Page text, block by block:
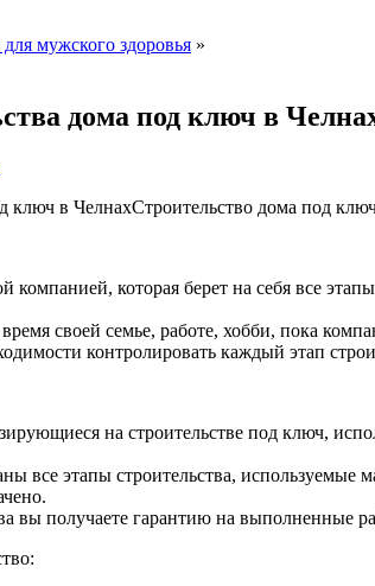
мужского здоровья »
дома под ключ в
Строительство дома под
которая берет на себя все
своей семье, работе, хобби, пока
контролировать каждый этап
на строительстве под ключ,
все этапы строительства, используемые
вы получаете гарантию на выполненные